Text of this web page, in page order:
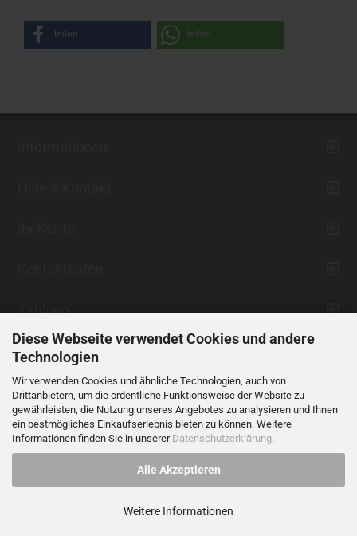
Diese Webseite verwendet Cookies und andere
Technologien
Wir verwenden Cookies und ähnliche Technologien, auch von
Drittanbietern, um die ordentliche Funktionsweise der Website zu
gewährleisten, die Nutzung unseres Angebotes zu analysieren und Ihnen
ein bestmögliches Einkaufserlebnis bieten zu können. Weitere
Informationen finden Sie in unserer Datenschutzerklärung.
Alle Akzeptieren
Weitere Informationen
teilen teilen
Zahlung
Vertrag widerrufen